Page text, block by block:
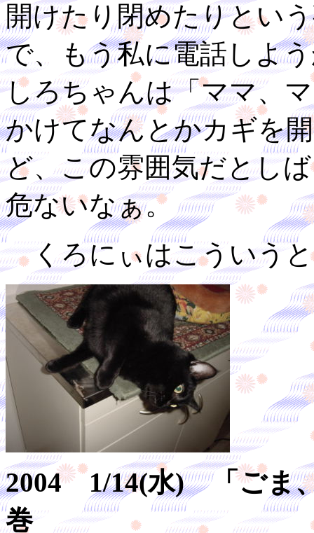
開けたり閉めたりとい
で、もう私に電話しよ
しろちゃんは「ママ、
かけてなんとかカギを
ど、この雰囲気だとし
危ないなぁ。
くろにぃはこういうと
2004 1/14(水) 「ごま
巻